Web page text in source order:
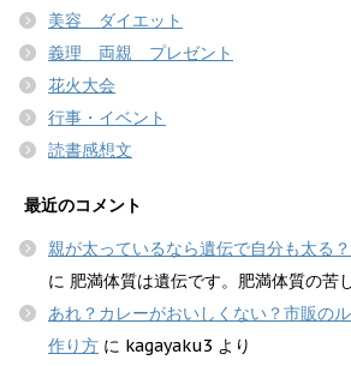
美容 ダイエット
義理 両親 プレゼント
花火大会
行事・イベント
読書感想文
最近のコメント
親が太っているなら遺伝で自分も太る
に 肥満体質は遺伝です。肥満体質の苦し
あれ？カレーがおいしくない？市販の
作り方 に kagayaku3 より